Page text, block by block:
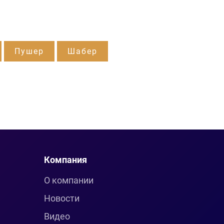
Пушер Шабер
Компания
О компании
Новости
Видео